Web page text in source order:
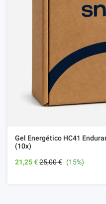
Gel Energético HC41
(10x)
21,25 €25,00 € (15%)